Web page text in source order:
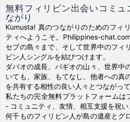
無料フィリピン出会いコミ
ながり
Kumusta! 真のつながりのためのフィ
ティへようこそ。Philippines-
セブの島々まで、そして世界中のフィ
ピン人シングルを結びつけます。
ダバオの成長、バギオの山々、世界中
いても、家族、もてなし、他者への真
を共有する相性の良い人々とつながって
私たちの完全無料プラットフォームは
- コミュニティ、友情、相互支援を祝い
何千ものフィリピン人が島の遺産とグ